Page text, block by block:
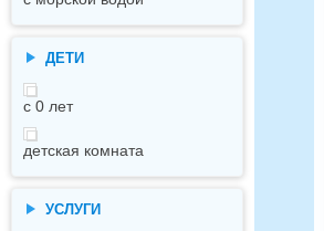
ДЕТИ
с 0 лет
детская комната
УСЛУГИ